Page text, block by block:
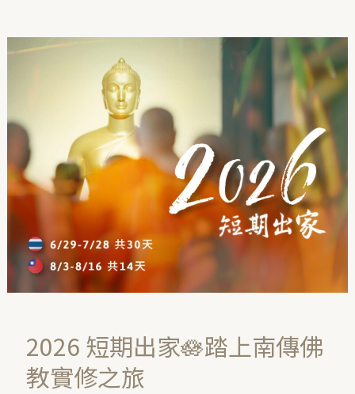
2026 短期出家🪷踏上南傳佛
教實修之旅
2026
家
🪷
踏
南
傳
佛
修
之